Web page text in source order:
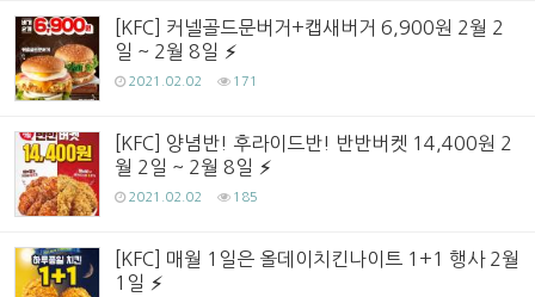
[KFC] 커넬골드문버거+캡새버거 6,900원 2월 2
일 ~ 2월 8일
2021.02.02 171
[KFC] 양념반! 후라이드반! 반반버켓 14,400원 2
월 2일 ~ 2월 8일
2021.02.02 185
[KFC] 매월 1일은 올데이치킨나이트 1+1 행사 2월
1일